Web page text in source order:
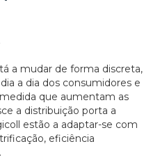
a mudar de forma discreta,
a dia dos consumidores e
que aumentam as
a distribuição porta a
estão a adaptar-se com
eficiência